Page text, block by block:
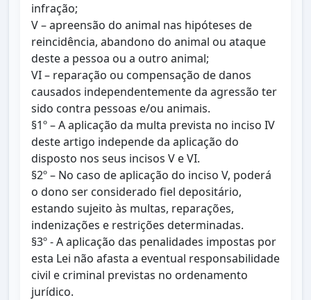
infração;
V – apreensão do animal nas hipóteses de
reincidência, abandono do animal ou ataque
deste a pessoa ou a outro animal;
VI – reparação ou compensação de danos
causados independentemente da agressão ter
sido contra pessoas e/ou animais.
§1º – A aplicação da multa prevista no inciso IV
deste artigo independe da aplicação do
disposto nos seus incisos V e VI.
§2º – No caso de aplicação do inciso V, poderá
o dono ser considerado fiel depositário,
estando sujeito às multas, reparações,
indenizações e restrições determinadas.
§3º - A aplicação das penalidades impostas por
esta Lei não afasta a eventual responsabilidade
civil e criminal previstas no ordenamento
jurídico.